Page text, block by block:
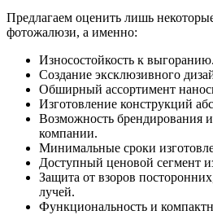
Предлагаем оценить лишь
фотожалюзи, а именно:
Износостойкость к выгоранию.
Создание эксклюзивного
Обширный ассортимент
Изготовление конструкций
Возможность брендирования
компании.
Минимальные сроки
Доступный ценовой сегмент
Защита от взоров
лучей.
Функциональность и